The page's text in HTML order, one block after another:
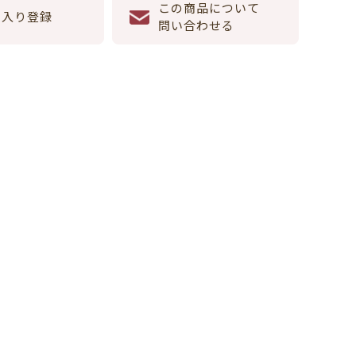
り登録
この商品について
問い合わせる